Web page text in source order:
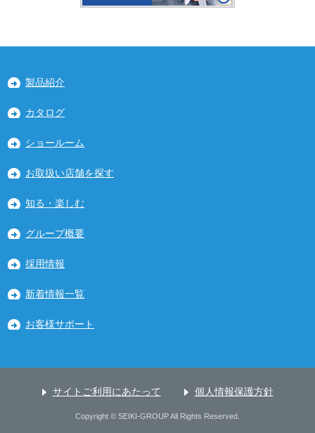
製品紹介
カタログ
ショールーム
お取扱い店舗を探す
知る・楽しむ
グループ概要
採用情報
新着情報一覧
お客様サポート
サイトご利用にあたって 個人情報保護方針
Copyright © SEIKI-GROUP All Rights Reserved.